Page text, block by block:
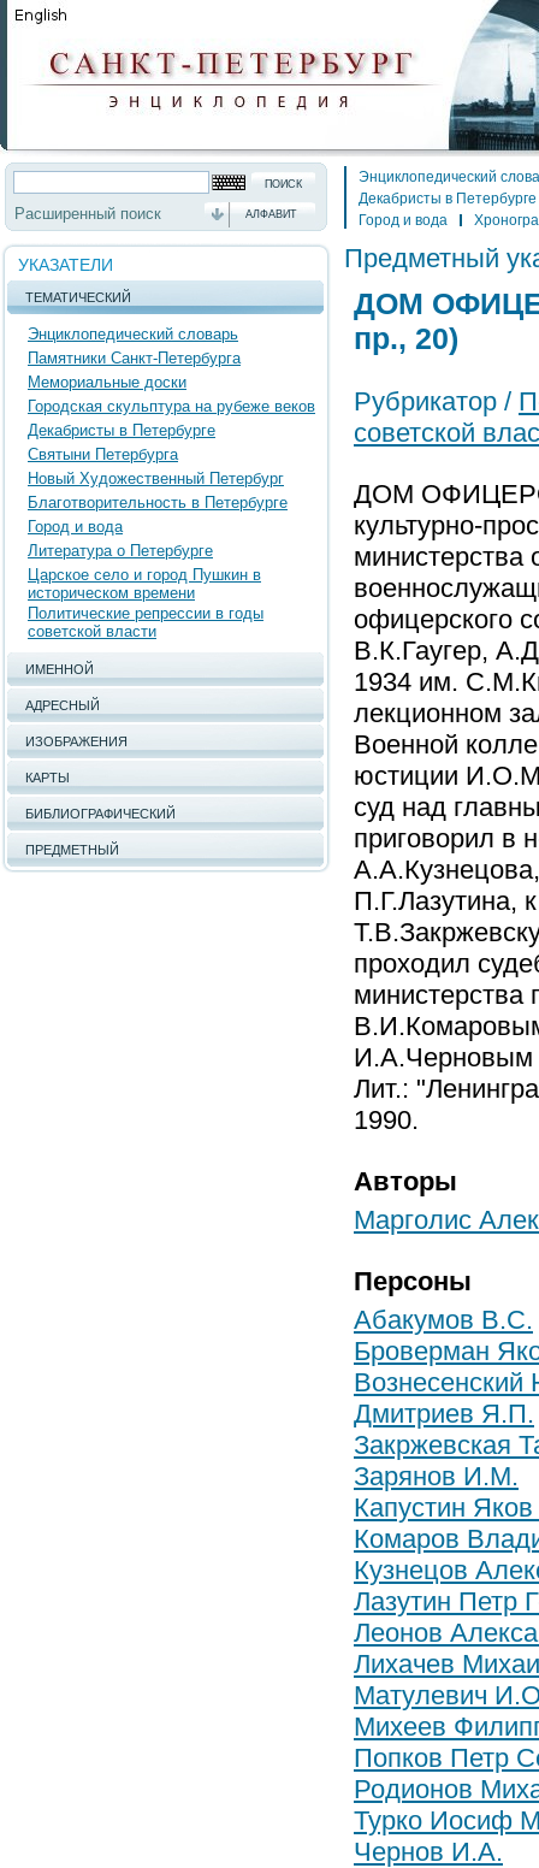
Расширенный поиск АЛФАВИТ
УКАЗАТЕЛИ
ТЕМАТИЧЕСКИЙ
Энциклопедический словарь
Памятники Санкт-Петербурга
Мемориальные доски
Городская скульптура на рубеже веков
Декабристы в Петербурге
Святыни Петербурга
Новый Художественный Петербург
Благотворительность в Петербурге
Город и вода
Литература о Петербурге
Царское село и город Пушкин в
историческом времени
Политические репрессии в годы
советской власти
ИМЕННОЙ
АДРЕСНЫЙ
ИЗОБРАЖЕНИЯ
КАРТЫ
БИБЛИОГРАФИЧЕСКИЙ
ПРЕДМЕТНЫЙ
Энциклопедический
Декабристы в Петербурге
Город и вода
Предметный
ДОМ
пр., 20)
Рубрикатор /
советской
ДОМ
культурно-
офицерского
В.К.Гаугер,
1934 им.
лекционном
Военной
юстиции
суд над
приговорил в
П.Г.Лазутина,
проходил
И.А.Черновым
Лит.:
1990.
Авторы
Марголис
Персоны
Абакумов В.С.
Броверман
Вознесенский
Дмитриев Я.П.
Закржевская
Зарянов И.М.
Капустин
Комаров
Кузнецов
Лазутин Петр
Леонов
Лихачев
Матулевич
Михеев
Попков Петр
Родионов
Турко Иосиф
Чернов И.А.